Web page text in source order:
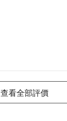
查看全部評價